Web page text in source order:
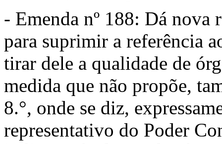
- Emenda nº 188: Dá nova
para suprimir a referência
tirar dele a qualidade de
medida que não propõe,
8.°, onde se diz,
representativo do Poder